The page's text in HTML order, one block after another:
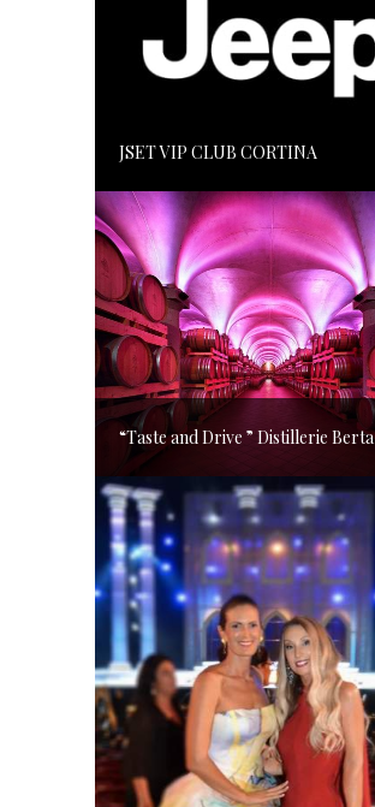
JSET VIP CLUB CORTINA
“Taste and Drive ” Distillerie Berta